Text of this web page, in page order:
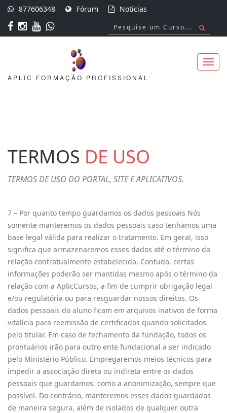
877606348 Fórum Notícias
APLIC FORMAÇÃO PROFISSIONAL
TERMOS DE USO
TERMOS DE USO DO PORTAL, SITE E APLICATIVOS.
7 – Por quanto tempo guardamos os dados pessoais Nós
somente manteremos os dados pessoais caso tenhamos uma
base legal válida para realizar o tratamento. Em geral, isso
significa que armazenaremos esses dados até o término da
relação contratualmente estabelecida. Contudo, certas
informações poderão ser mantidas mesmo após o término da
relação com a AplicCursos, a fim de cumprir obrigação legal
e/ou regulatória ou para resguardar nossos direitos. Os
dados pessoais do aluno ficam em arquivos inativos de forma
vitalícia para reemissão de certificados quando solicitados
pelo titular. Em caso de fechamento da fundação, todos os
prontuários irão para outro ente fundacional a ser indicado
pelo Ministério Público. Empregaremos meios técnicos para
impedir a associação direta ou indireta entre os dados
pessoais que guardamos, como a anonimização, sempre que
possível. Do contrário, manteremos esses dados guardados
de maneira segura, além de isolados de qualquer outra